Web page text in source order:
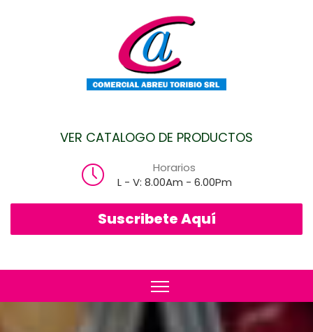
VER CATALOGO DE PRODUCTOS
Horarios
L - V: 8.00Am - 6.00Pm
Suscribete Aquí